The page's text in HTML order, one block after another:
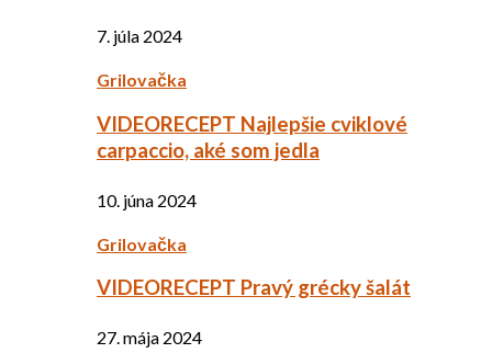
7. júla 2024
Grilovačka
VIDEORECEPT Najlepšie cviklové
carpaccio, aké som jedla
10. júna 2024
Grilovačka
VIDEORECEPT Pravý grécky šalát
27. mája 2024